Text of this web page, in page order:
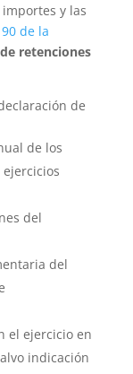
y las
de la
retenciones
de
de los
del
del
el ejercicio en
indicación